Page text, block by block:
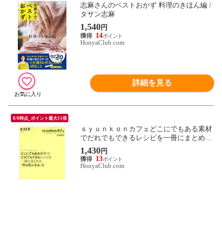
志麻さんのベストおかず 料理のきほん編 /
タサン志麻
1,540円
14
HonyaClub.com
詳細を見る
8/8時点_ポイント最大11倍
ｓｙｕｎｋｏｎカフェどこにでもある素材
でだれでもできるレシピを一冊にまとめた
「作る気になる」本 /山本ゆり
1,430円
13
HonyaClub.com